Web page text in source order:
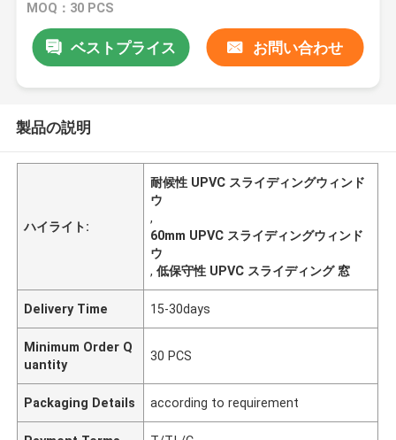
MOQ：30 PCS
ベストプライス お問い合わせ
製品の説明
ハイライト:
耐候性 UPVC スライディングウィンド
ウ
,
60mm UPVC スライディングウィンド
ウ
,低保守性 UPVC スライディング 窓
Delivery Time 15-30days
Minimum Order Q
uantity
30 PCS
Packaging Details according to requirement